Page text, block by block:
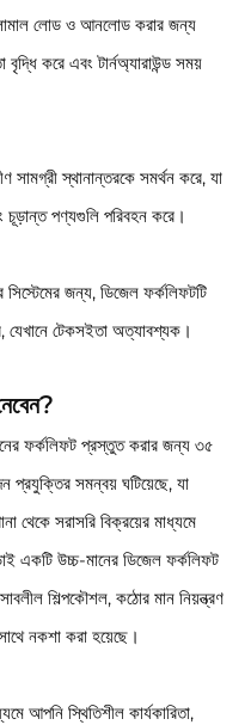
লোড ও আনলোড করার জন্য
করে এবং টার্নঅ্যারাউন্ড সময়
সামগ্রী স্থানান্তরকে সমর্থন করে, যা
চূড়ান্ত পণ্যগুলি পরিবহন করে।
জন্য, ডিজেল ফর্কলিফটটি
যেখানে টেকসইতা অত্যাবশ্যক।
ফর্কলিফট প্রস্তুত করার জন্য ৩৫
প্রযুক্তির সমন্বয় ঘটিয়েছে, যা
থেকে সরাসরি বিক্রয়ের মাধ্যমে
একটি উচ্চ-মানের ডিজেল ফর্কলিফট
শিল্পকৌশল, কঠোর মান নিয়ন্ত্রণ
নকশা করা হয়েছে।
আপনি স্থিতিশীল কার্যকারিতা,